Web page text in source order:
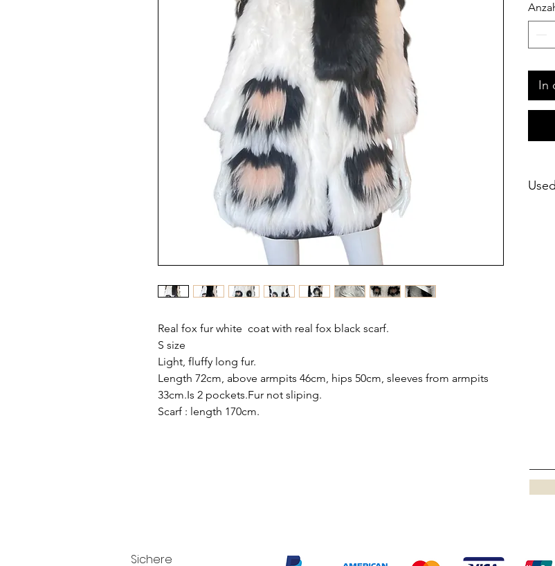
Real fox fur white coat with real fox black scarf.
S size
Light, fluffy long fur.
Length 72cm, above armpits 46cm, hips 50cm, sleeves from armpits
33cm.Is 2 pockets.Fur not sliping.
Scarf : length 170cm.
In
Sichere